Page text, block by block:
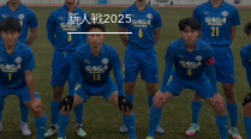
新人戦2025